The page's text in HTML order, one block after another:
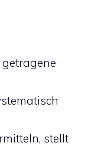
getragene
stellt